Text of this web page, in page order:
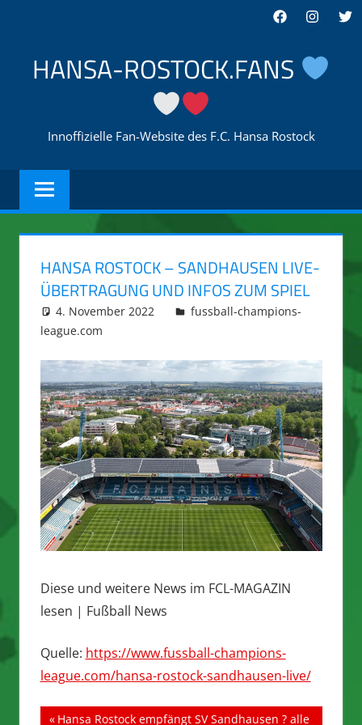
springen
Facebook
HANSA-ROSTOCK.FANS
Innoffizielle Fan-Website des F.C. Hansa Rostock
HANSA ROSTOCK – SANDHAUSEN LIVE-
ÜBERTRAGUNG UND INFOS ZUM SPIEL
4. November 2022 integromat
fussball-champions-
league.com
Diese und weitere News im FCL-MAGAZIN
lesen | Fußball News
Quelle: https://www.fussball-champions-
league.com/hansa-rostock-sandhausen-live/
Vorheriger
Hansa Rostock empfängt SV Sandhausen ? alle